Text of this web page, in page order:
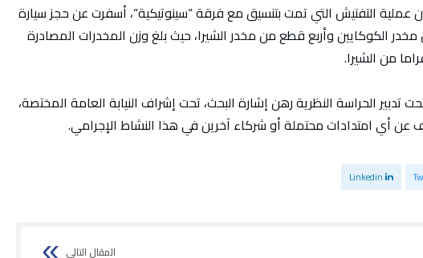
التفتيش التي تمت بتنسيق مع فرقة “سينوتيكية”، أسفرت عن حجز سيارة
من مخدر الكوكايين وأربع قطع من مخدر الشيرا، حيث بلغ وزن المخدرات المصادرة
الحراسة النظرية رهن إشارة البحث، تحت إشراف النيابة العامة المختصة،
عن أي امتدادات محتملة أو شركاء آخرين في هذا النشاط الإجرامي.
Linkedin